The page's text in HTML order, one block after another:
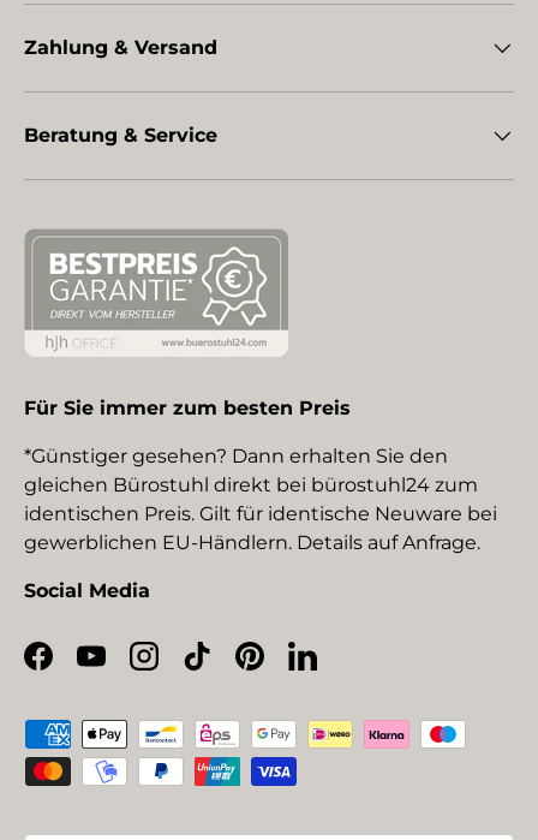
Zahlung & Versand
Beratung & Service
Für Sie immer zum besten Preis
*Günstiger gesehen? Dann erhalten Sie den
gleichen Bürostuhl direkt bei bürostuhl24 zum
identischen Preis. Gilt für identische Neuware bei
gewerblichen EU-Händlern. Details auf Anfrage.
Social Media
Facebook
YouTubeInstagram
TikTokPinterestLinkedIn
Zahlungsmethoden